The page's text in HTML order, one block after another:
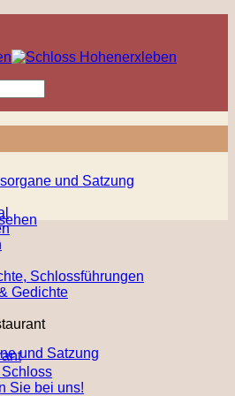
und Satzung
Schlossführungen
Gedichte
Sie bei uns!
und Satzung